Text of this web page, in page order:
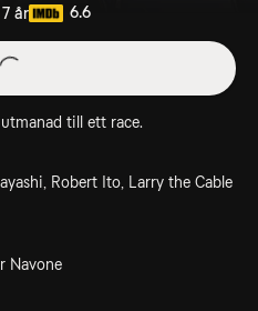
år 6.6
till ett race.
Robert Ito, Larry the Cable
Navone